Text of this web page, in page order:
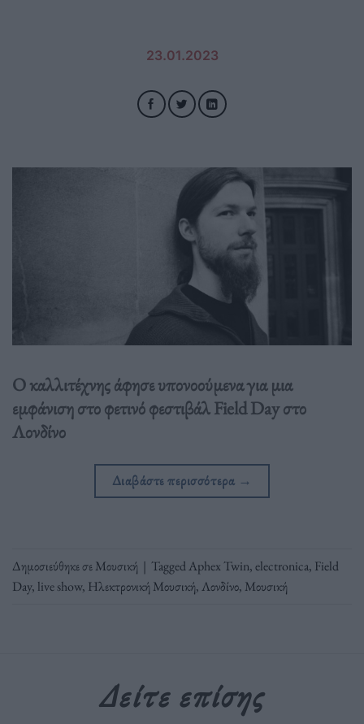
23.01.2023
Ο καλλιτέχνης άφησε υπονοούμενα για μια
εμφάνιση στο φετινό φεστιβάλ Field Day στο
Λονδίνο
Διαβάστε περισσότερα →
Δημοσιεύθηκε σεΜουσική | TaggedAphex Twin,electronica, Field
Day, live show, Ηλεκτρονική Μουσική,Λονδίνο, Μουσική
Δείτε επίσης